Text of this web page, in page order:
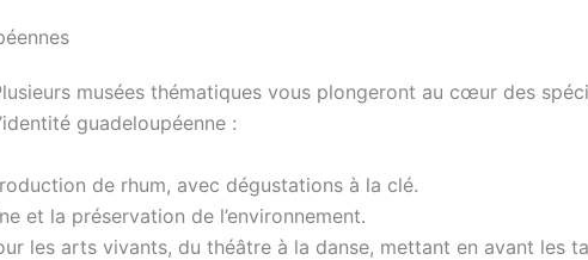
musées thématiques vous plongeront au cœur des
guadeloupéenne :
de rhum, avec dégustations à la clé.
et la préservation de l’environnement.
les arts vivants, du théâtre à la danse, mettant en avant les